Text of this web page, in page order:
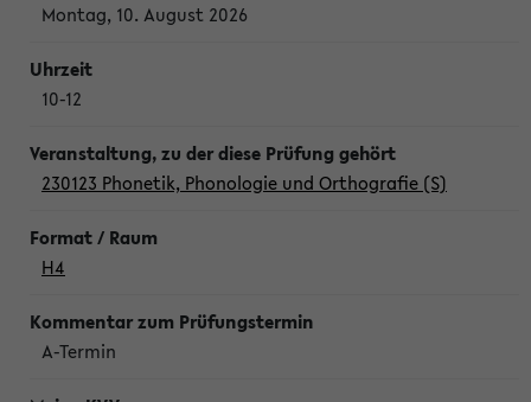
Montag, 10. August 2026
10-12
230123 Phonetik, Phonologie und Orthografie (S)
H4
A-Termin